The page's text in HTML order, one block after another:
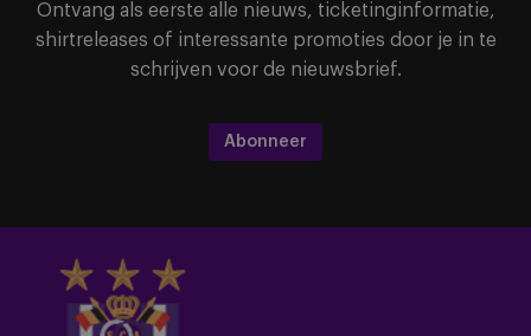
Ontvang als eerste alle nieuws, ticketinginformatie,
shirtreleases of interessante promoties door je in te
schrijven voor de nieuwsbrief.
Abonneer